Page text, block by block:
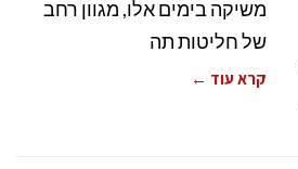
משיקה בימים אלו, מגוון רחב
של חליטות תה
קרא עוד ←